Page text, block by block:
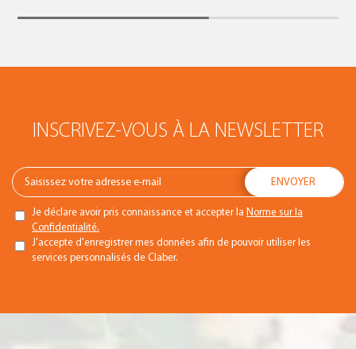
INSCRIVEZ-VOUS À LA NEWSLETTER
Je déclare avoir pris connaissance et accepter la Norme sur la
Confidentialité.
J'accepte d'enregistrer mes données afin de pouvoir utiliser les
services personnalisés de Claber.